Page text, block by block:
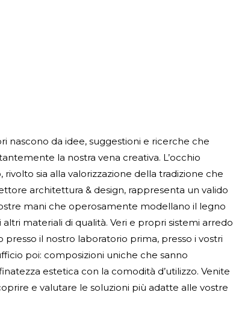
nascono da idee, suggestioni e ricerche che
la nostra vena creativa. L’occhio
sia alla valorizzazione della tradizione che
architettura & design, rappresenta un valido
mani che operosamente modellano il legno
materiali di qualità. Veri e propri sistemi arredo
presso il nostro laboratorio prima, presso i vostri
poi: composizioni uniche che sanno
estetica con la comodità d’utilizzo. Venite
e valutare le soluzioni più adatte alle vostre